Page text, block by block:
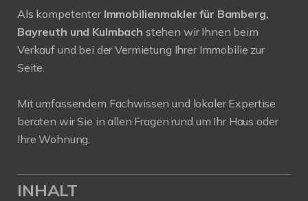
Als kompetenter Immobilienmakler für Bamberg,
Bayreuth und Kulmbach stehen wir Ihnen beim
Verkauf und bei der Vermietung Ihrer Immobilie zur
Seite.
Mit umfassendem Fachwissen und lokaler Expertise
beraten wir Sie in allen Fragen rund um Ihr Haus oder
Ihre Wohnung.
INHALT